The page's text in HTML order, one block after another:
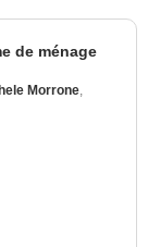
de ménage
Morrone